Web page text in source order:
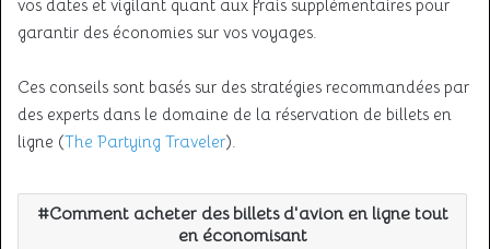
vos dates et vigilant quant aux frais supplémentaires pour
garantir des économies sur vos voyages.
Ces conseils sont basés sur des stratégies recommandées par
des experts dans le domaine de la réservation de billets en
ligne (The Partying Traveler).
Comment acheter des billets d'avion en ligne tout
en économisant